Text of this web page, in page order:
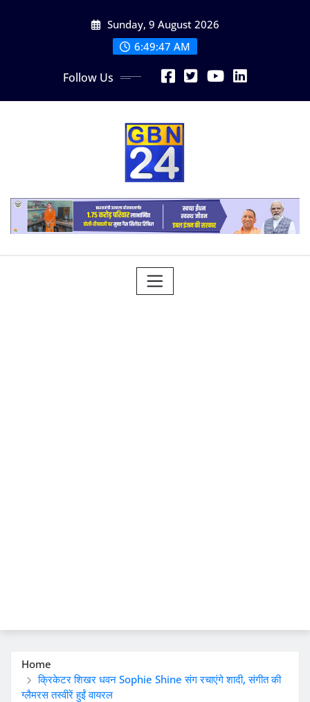
Sunday, 9 August 2026
6:49:48 AM
Follow Us
Home
क्रिकेटर शिखर धवन Sophie Shine संग रचाएंगे शादी, संगीत की
ग्लैमरस तस्वीरें हुईं वायरल